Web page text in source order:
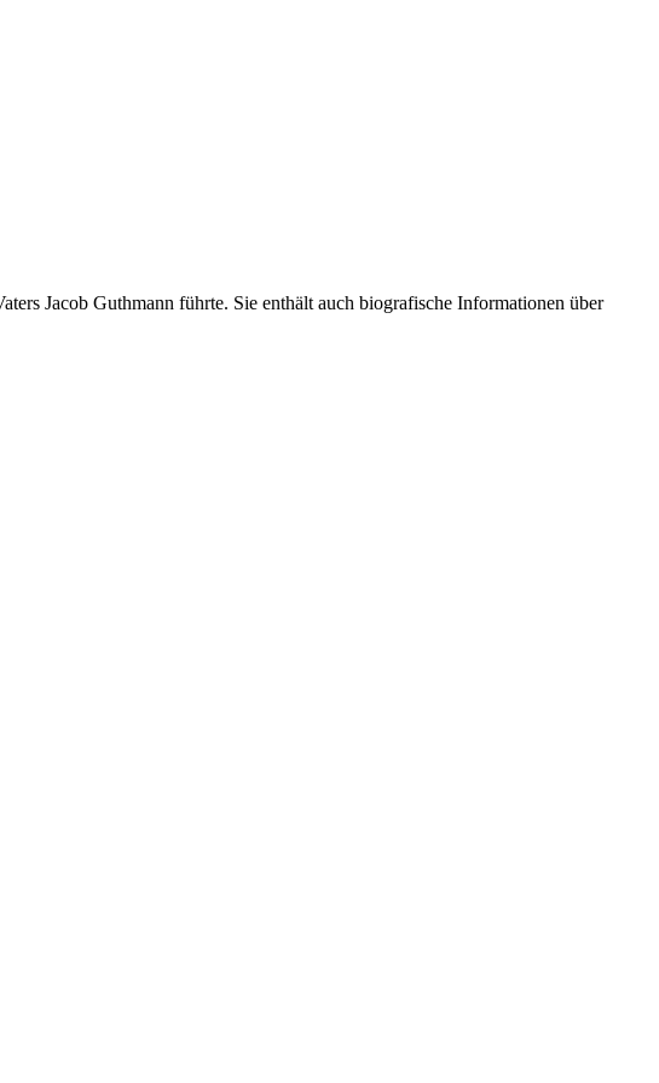
Jacob Guthmann führte. Sie enthält auch biografische Informationen über